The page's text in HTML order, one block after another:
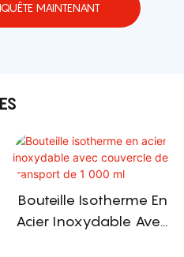
MAINTENANT
Bouteille Isotherme En
Acier Inoxydable Avec